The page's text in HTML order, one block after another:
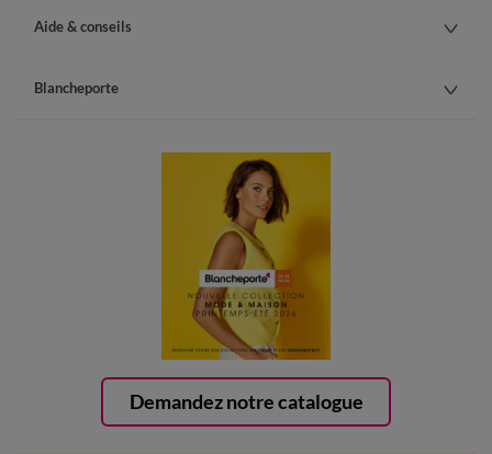
Demandez notre catalogue
Aide & conseils
Blancheporte